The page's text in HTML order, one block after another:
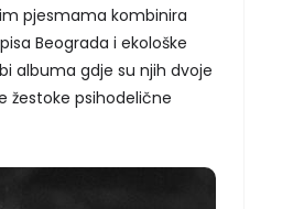
pjesmama kombinira
Beograda i ekološke
albuma gdje su njih dvoje
žestoke psihodelične